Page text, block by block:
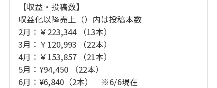
【収益・投稿数】
収益化以降売上（）内は投稿本数
2月：￥223,344 （13本）
3月：￥120,993 （22本）
4月：￥153,857 （21本）
5月：¥94,450 （22本）
6月：¥6,840（2本） ※6/6現在